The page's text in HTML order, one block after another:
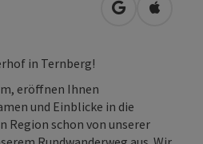
in Google
in
in Ternberg!
eröffnen Ihnen
und Einblicke in die
Region schon von unserer